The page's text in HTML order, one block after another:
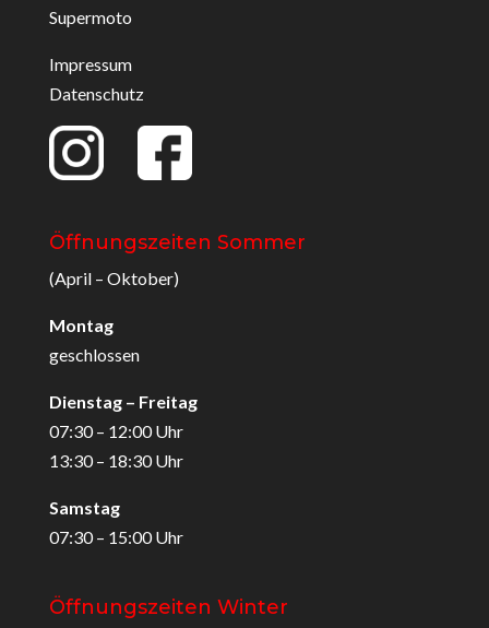
Supermoto
Impressum
Datenschutz
Öffnungszeiten Sommer
(April – Oktober)
Montag
geschlossen
Dienstag – Freitag
07:30 – 12:00 Uhr
13:30 – 18:30 Uhr
Samstag
07:30 – 15:00 Uhr
Öffnungszeiten Winter